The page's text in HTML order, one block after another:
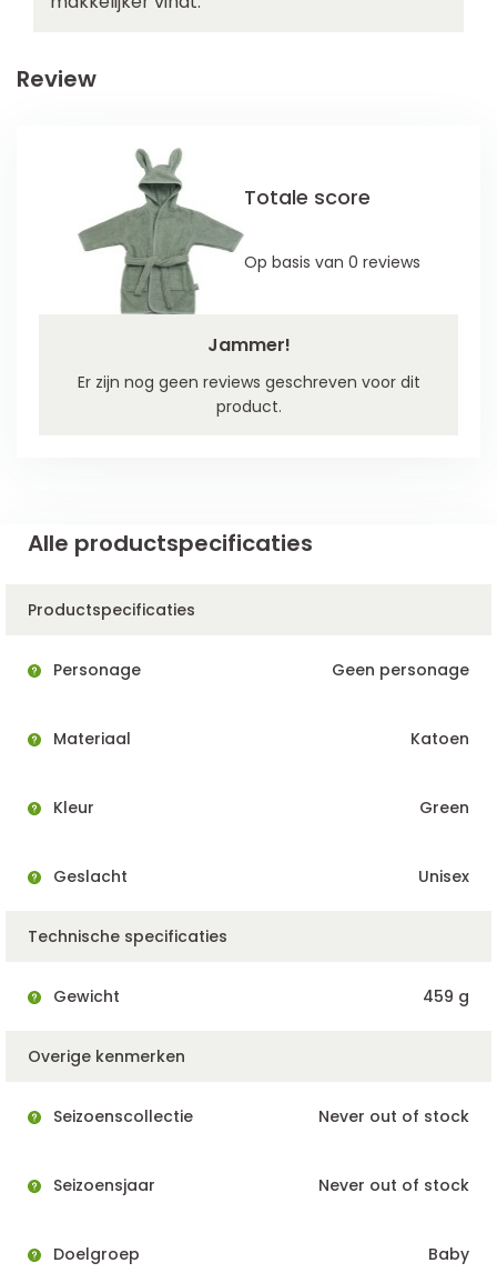
Review
Jammer!
Er zijn nog geen reviews geschreven voor dit
product.
Totale score
Op basis van 0 reviews
Alle productspecificaties
Productspecificaties
Personage Geen personage
Materiaal Katoen
Kleur Green
Geslacht Unisex
Technische specificaties
Gewicht 459 g
Overige kenmerken
Seizoenscollectie Never out of stock
Seizoensjaar Never out of stock
Doelgroep Baby